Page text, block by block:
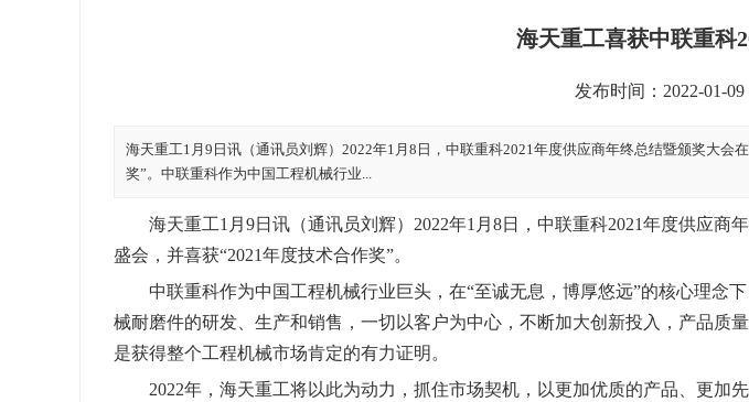
海天重工喜获中联重科
发布时间：
海天重工1月9日讯（通讯员刘辉）2022年1月8日，中联重科2021年度供应商年终总结暨颁奖大
奖”。中联重科作为中国工程机械行业...
海天重工1月9日讯（通讯员刘辉）2022年1月8日，中联重科2021年度供应商
盛会，并喜获“2021年度技术合作奖”。
中联重科作为中国工程机械行业巨头，在“至诚无息，博厚悠远”的核心理念
械耐磨件的研发、生产和销售，一切以客户为中心，不断加大创新投入，产品质
是获得整个工程机械市场肯定的有力证明。
2022年，海天重工将以此为动力，抓住市场契机，以更加优质的产品、更加